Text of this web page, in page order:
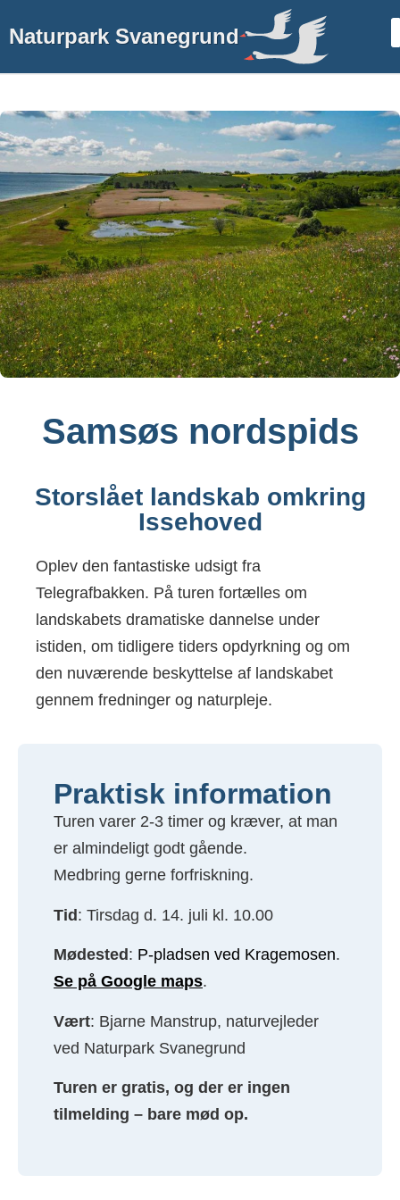
Naturpark Svanegrund
Samsøs nordspids
Storslået landskab omkring
Issehoved
Oplev den fantastiske udsigt fra
Telegrafbakken. På turen fortælles om
landskabets dramatiske dannelse under
istiden, om tidligere tiders opdyrkning og om
den nuværende beskyttelse af landskabet
gennem fredninger og naturpleje.
Praktisk information
Turen varer 2-3 timer og kræver, at man
er almindeligt godt gående.
Medbring gerne forfriskning.
Tid: Tirsdag d. 14. juli kl. 10.00
Mødested : P-pladsen ved Kragemosen.
Se på Google maps.
Vært: Bjarne Manstrup, naturvejleder
ved Naturpark Svanegrund
Turen er gratis, og der er ingen
tilmelding – bare mød op.